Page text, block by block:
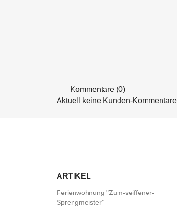
Kommentare (0)
Aktuell keine Kunden-Kommentare
ARTIKEL
Ferienwohnung "Zum-seiffener-
Sprengmeister"